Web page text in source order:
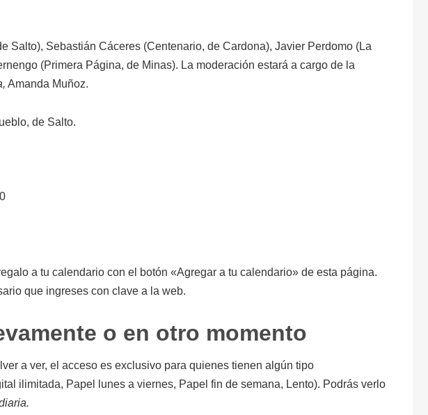
Salto), Sebastián Cáceres (Centenario, de Cardona), Javier Perdomo (La
(Primera Página, de Minas). La moderación estará a cargo de la
Amanda Muñoz.
de Salto.
a tu calendario con el botón «Agregar a tu calendario» de esta página.
que ingreses con clave a la web.
o en otro momento
a ver, el acceso es exclusivo para quienes tienen algún tipo
ilimitada, Papel lunes a viernes, Papel fin de semana, Lento). Podrás verlo